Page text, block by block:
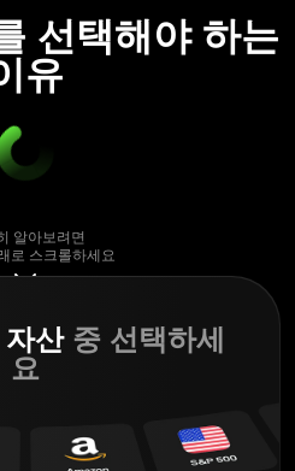
선택해야 하는
유
알아보려면
로 스크롤하세요
산중 선택하세
요